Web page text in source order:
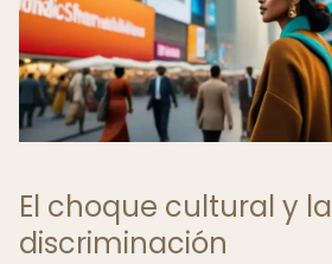
El choque cultural y la
discriminación